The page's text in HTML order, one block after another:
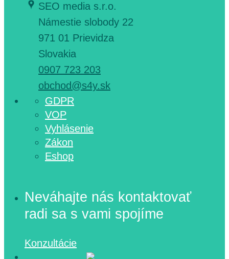
SEO media s.r.o.
Námestie slobody 22
971 01 Prievidza
Slovakia
0907 723 203
obchod@s4y.sk
GDPR
VOP
Vyhlásenie
Zákon
Eshop
Neváhajte nás kontaktovať
radi sa s vami spojíme
Konzultácie